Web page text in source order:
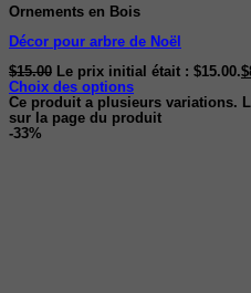
Ornements en Bois
Décor pour arbre de Noël
$15.00 Le prix initial était : $15.00.$
Choix des options
Ce produit a plusieurs variations.
sur la page du produit
-33%